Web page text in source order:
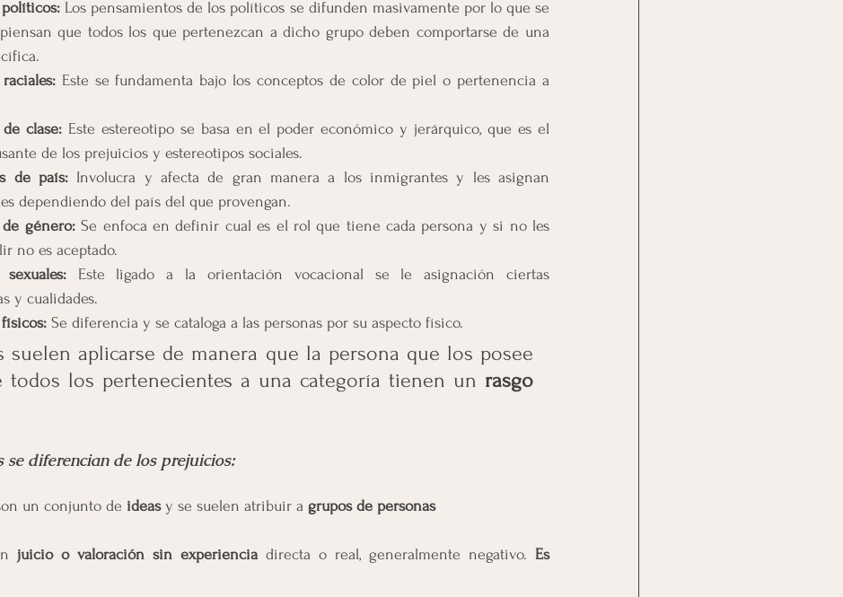
Los pensamientos de los políticos se difunden masivamente por lo que se
que todos los que pertenezcan a dicho grupo deben comportarse de una
Este se fundamenta bajo los conceptos de color de piel o pertenencia a
clase: Este estereotipo se basa en el poder económico y jerárquico, que es el
de los prejuicios y estereotipos sociales.
de país: Involucra y afecta de gran manera a los inmigrantes y les asignan
dependiendo del país del que provengan.
género: Se enfoca en definir cual es el rol que tiene cada persona y si no les
no es aceptado.
Este ligado a la orientación vocacional se le asignación ciertas
y cualidades.
Se diferencia y se cataloga a las personas por su aspecto físico.
suelen aplicarse de manera que la persona que los posee
todos los pertenecientes a una categoría tienen un rasgo
se diferencian de los prejuicios:
un conjunto de ideas y se suelen atribuir a grupos de personas
juicio o valoración sin experiencia directa o real, generalmente negativo. Es